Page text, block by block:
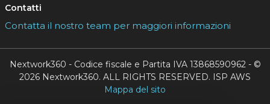
Contatti
Contatta il nostro team per maggiori informazioni
Nextwork360 - Codice fiscale e Partita IVA 13868590962 - ©
2026 Nextwork360. ALL RIGHTS RESERVED. ISP AWS
Mappa del sito